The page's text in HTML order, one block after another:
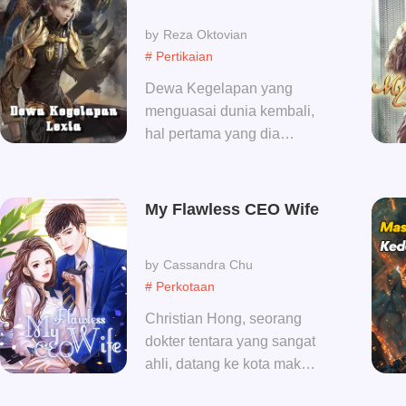
# Pertikaian
Reza Oktovian
Dewa Kegelapan yang
menguasai dunia kembali,
hal pertama yang dia
# Perkotaan
My Flawless CEO Wife
Cassandra Chu
Christian Hong, seorang
dokter tentara yang sangat
ahli, datang ke kota makmur